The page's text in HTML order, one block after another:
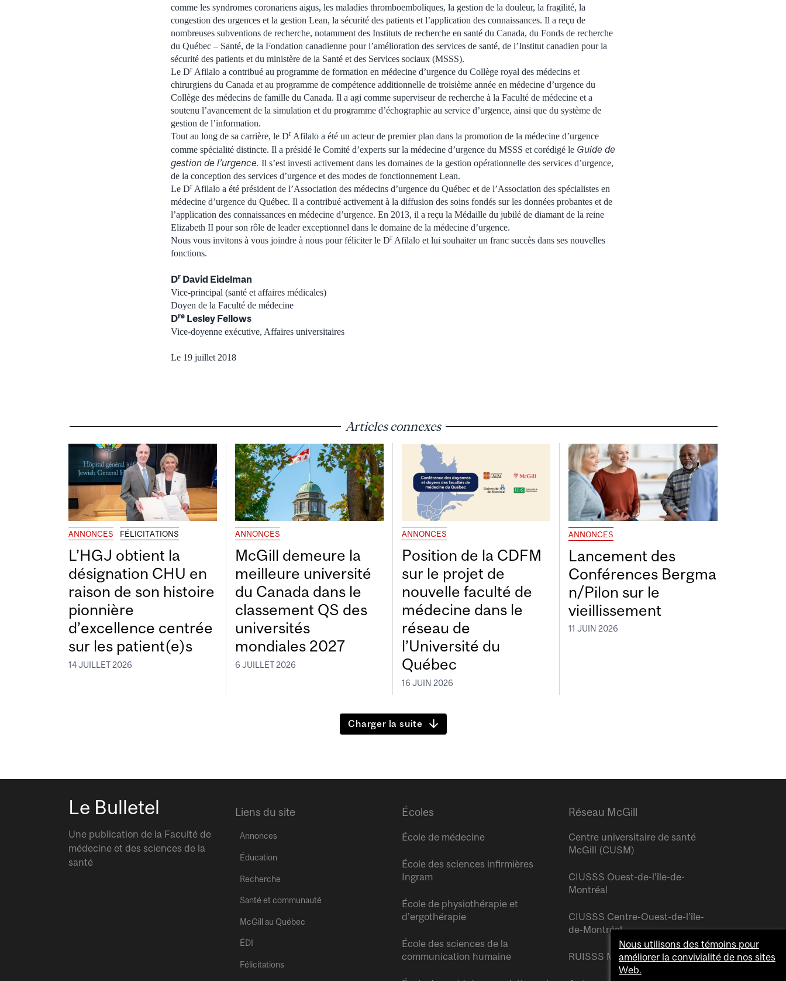
comme les syndromes coronariens aigus, les maladies thromboemboliques, la gestion de la douleur, la fragilité, la
congestion des urgences et la gestion Lean, la sécurité des patients et l’application des connaissances. Il a reçu de
nombreuses subventions de recherche, notamment des Instituts de recherche en santé du Canada, du Fonds de recherche
du Québec – Santé, de la Fondation canadienne pour l’amélioration des services de santé, de l’Institut canadien pour la
sécurité des patients et du ministère de la Santé et des Services sociaux (MSSS).
Le Dr Afilalo a contribué au programme de formation en médecine d’urgence du Collège royal des médecins et
chirurgiens du Canada et au programme de compétence additionnelle de troisième année en médecine d’urgence du
Collège des médecins de famille du Canada. Il a agi comme superviseur de recherche à la Faculté de médecine et a
soutenu l’avancement de la simulation et du programme d’échographie au service d’urgence, ainsi que du système de
gestion de l’information.
Tout au long de sa carrière, le Dr Afilalo a été un acteur de premier plan dans la promotion de la médecine d’urgence
comme spécialité distincte. Il a présidé le Comité d’experts sur la médecine d’urgence du MSSS et corédigé le Guide de
gestion de l’urgence. Il s’est investi activement dans les domaines de la gestion opérationnelle des services d’urgence,
de la conception des services d’urgence et des modes de fonctionnement Lean.
Le Dr Afilalo a été président de l’Association des médecins d’urgence du Québec et de l’Association des spécialistes en
médecine d’urgence du Québec. Il a contribué activement à la diffusion des soins fondés sur les données probantes et de
l’application des connaissances en médecine d’urgence. En 2013, il a reçu la Médaille du jubilé de diamant de la reine
Elizabeth II pour son rôle de leader exceptionnel dans le domaine de la médecine d’urgence.
Nous vous invitons à vous joindre à nous pour féliciter le Dr Afilalo et lui souhaiter un franc succès dans ses nouvelles
fonctions.
Dr David Eidelman
Vice-principal (santé et affaires médicales)
Doyen de la Faculté de médecine
Dre Lesley Fellows
Vice-doyenne exécutive, Affaires universitaires
Le 19 juillet 2018
Articles connexes
ANNONCES FÉLICITATIONS
L’HGJ obtient la
désignation CHU en
raison de son histoire
pionnière
d’excellence centrée
sur les patient(e)s
14 JUILLET 2026
ANNONCES
McGill demeure la
meilleure université
du Canada dans le
classement QS des
universités
mondiales 2027
6 JUILLET 2026
ANNONCES
Position de la CDFM
sur le projet de
nouvelle faculté de
médecine dans le
réseau de
l’Université du
Québec
16 JUIN 2026
ANNONCES
Lancement des
Conférences Bergma
n/Pilon sur le
vieillissement
11 JUIN 2026
Charger la suite
Le Bulletel
Une publication de la Faculté de
médecine et des sciences de la
santé
Liens du site
Annonces
Éducation
Recherche
Santé et communauté
McGill au Québec
ÉDI
Félicitations
Écoles
École de médecine
École des sciences infirmières
Ingram
École de physiothérapie et
d’ergothérapie
École des sciences de la
communication humaine
Réseau McGill
Centre universitaire de santé
McGill (CUSM)
CIUSSS Ouest-de-l’île-de-
Montréal
CIUSSS Centre-Ouest-de-l’île-
de-Montréal
RUISSS McGill
Nous utilisons des témoins pour
améliorer la convivialité de nos sites
Web.